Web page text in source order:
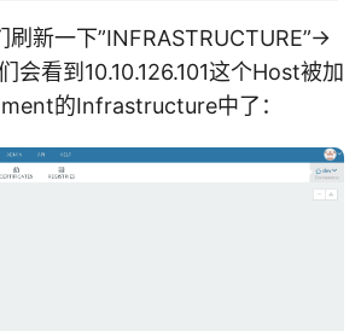
新一下”INFRASTRUCTURE”->
会看到10.10.126.101这个Host被加
的Infrastructure中了：